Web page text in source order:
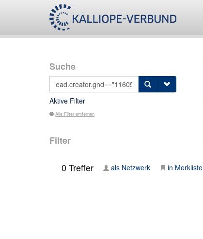
Suche
Aktive Filter
Alle Filter entfernen
Filter
0Treffer als Netzwerk in Merkliste